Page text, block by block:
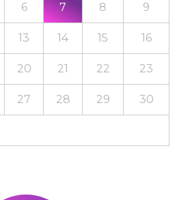
6 7 8 9
13 14 15 16
20 21 22 23
27 28 29 30